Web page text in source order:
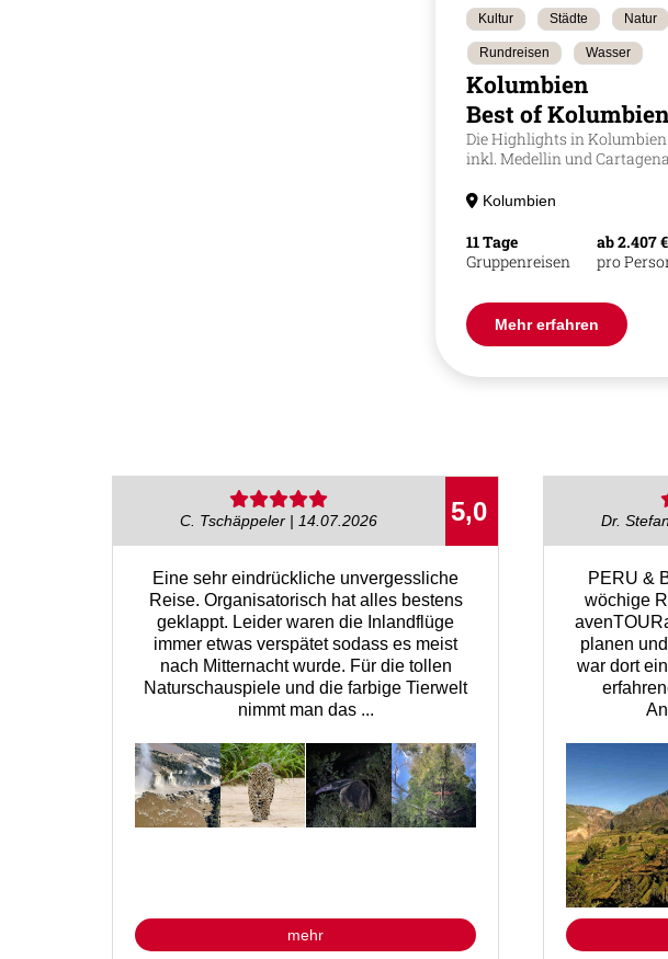
Kultur Städte Natur
Rundreisen Wasser
Kolumbien
Best of Kolumbien
Die Highlights in Kolumbien
inkl. Medellin und Cartagena
Kolumbien
11 Tage
Gruppenreisen
ab 2.407 €
pro
Mehr erfahren
5,0
C. Tschäppeler | 14.07.2026
Eine sehr eindrückliche unvergessliche
Reise. Organisatorisch hat alles bestens
geklappt. Leider waren die Inlandflüge
immer etwas verspätet sodass es meist
nach Mitternacht wurde. Für die tollen
Naturschauspiele und die farbige Tierwelt
nimmt man das ...
mehr
Dr.
PERU &
wöchige
planen
war dort